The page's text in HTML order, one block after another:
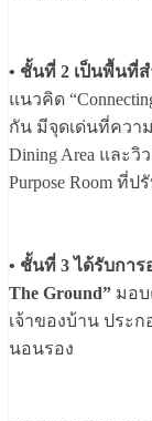
• ชั้นที่ 2 เป็นพื้นที่
แนวคิด
กัน มีจุดเด่นที่ความ
Dining Area และ
Purpose Room ที่
• ชั้นที่ 3 ได้รับการ
The Ground” มอ
เจ้าของบ้าน ประก
นอนรอง